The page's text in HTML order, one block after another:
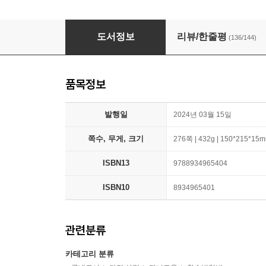
국어 잘하는 아이가 이깁니다
도서정보 리뷰/한줄평 (136/144)
품목정보
발행일 2024년 03월 15일
쪽수, 무게, 크기 276쪽 | 432g |
ISBN13 9788934965404
ISBN10 8934965401
관련분류
카테고리 분류